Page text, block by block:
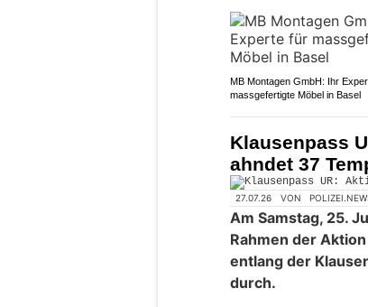
MB Montagen GmbH: Ihr
massgefertigte Möbel in Basel
Klausenpass
ahndet 37
27.07.26 VON
Am Samstag, 25.
Rahmen der
entlang der
durch.